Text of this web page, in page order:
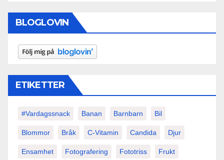
BLOGLOVIN
ETIKETTER
#vardagssnack Banan Barnbarn Bil
Blommor Bråk C-Vitamin Candida Djur
Ensamhet Fotografering Fototriss Frukt